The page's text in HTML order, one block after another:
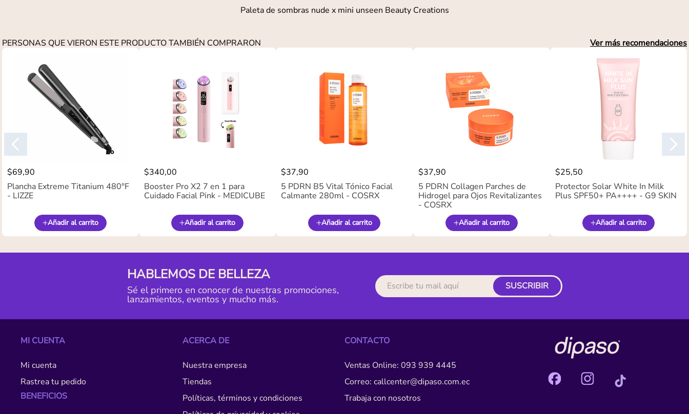
Paleta de sombras nude x mini unseen Beauty Creations
PERSONAS QUE VIERON ESTE PRODUCTO TAMBIÉN COMPRARON Ver más recomendaciones
$69,90
Plancha Extreme Titanium 480°F
- LIZZE
Añadir al carrito
$340,00
Booster Pro X2 7 en 1 para
Cuidado Facial Pink - MEDICUBE
Añadir al carrito
$37,90
5 PDRN B5 Vital Tónico Facial
Calmante 280ml - COSRX
Añadir al carrito
$37,90
5 PDRN Collagen Parches de
Hidrogel para Ojos Revitalizantes
- COSRX
Añadir al carrito
$25,50
Protector Solar White In Milk
Plus SPF50+ PA++++ - G9 SKIN
Añadir al carrito
HABLEMOS DE BELLEZA
Sé el primero en conocer de nuestras promociones,
lanzamientos, eventos y mucho más.
SUSCRIBIR
MI CUENTA
Mi cuenta
Rastrea tu pedido
BENEFICIOS
ACERCA DE
Nuestra empresa
Tiendas
Políticas, términos y condiciones
CONTACTO
Ventas Online: 093 939 4445
Correo: callcenter@dipaso.com.ec
Trabaja con nosotros